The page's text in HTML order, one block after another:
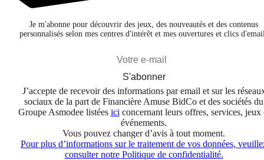
Je m'abonne pour découvrir des jeux, des nouveautés et des contenus
personnalisés selon mes centres d'intérêt et mes ouvertures et clics
S'abonner
J’accepte de recevoir des informations par email et sur les
sociaux de la part de Financière Amuse BidCo et des sociétés du
Groupe Asmodee listées ici concernant leurs offres, services, jeux
événements.
Vous pouvez changer d’avis à tout moment.
Pour plus d’informations sur le traitement de vos données,
consulter notre Politique de confidentialité.